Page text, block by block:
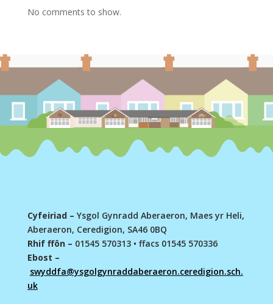
No comments to show.
Cyfeiriad – Ysgol Gynradd Aberaeron, Maes yr Heli,
Aberaeron, Ceredigion, SA46 0BQ
Rhif ffôn – 01545 570313 • ffacs 01545 570336
Ebost –
swyddfa@ysgolgynraddaberaeron.ceredigion.sch.
uk